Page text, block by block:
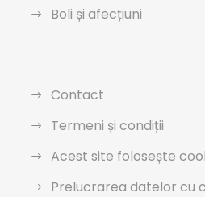
Boli și afecțiuni
Contact
Termeni și condiții
Acest site folosește
Prelucrarea datelor cu